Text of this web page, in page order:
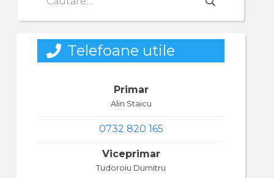
după:
Telefoane utile
Primar
Alin Staicu
0732 820 165
Viceprimar
Tudoroiu Dumitru